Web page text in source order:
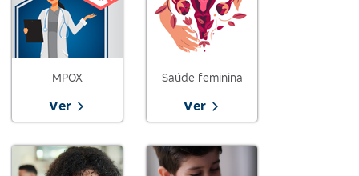
MPOX
Ver
Saúde feminina
Ver